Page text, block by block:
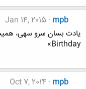
mpb
Jan 14, 2015
Birthday»
mpb
Oct 7, 2014